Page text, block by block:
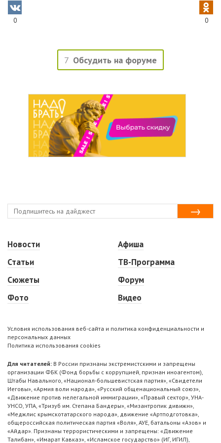
0 0
7 Обсудить на форуме
Новости
Статьи
Сюжеты
Фото
Афиша
ТВ-Программа
Форум
Видео
Условия использования веб-сайта и политика конфиденциальности и
персональных данных
Политика использования cookies
Для читателей: В России признаны экстремистскими и запрещены
организации ФБК (Фонд борьбы с коррупцией, признан иноагентом),
Штабы Навального, «Национал-большевистская партия», «Свидетели
Иеговы», «Армия воли народа», «Русский общенациональный союз»,
«Движение против нелегальной иммиграции», «Правый сектор», УНА-
УНСО, УПА, «Тризуб им. Степана Бандеры», «Мизантропик дивижн»,
«Меджлис крымскотатарского народа», движение «Артподготовка»,
общероссийская политическая партия «Воля», АУЕ, батальоны «Азов» и
«Айдар». Признаны террористическими и запрещены: «Движение
Талибан», «Имарат Кавказ», «Исламское государство» (ИГ, ИГИЛ),